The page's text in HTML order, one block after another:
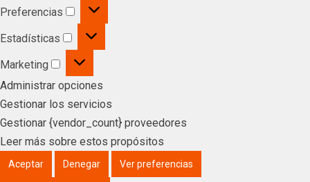
Preferencias
Estadísticas
Marketing
Administrar opciones
Gestionar los servicios
Gestionar {vendor_count} proveedores
Leer más sobre estos propósitos
Aceptar Denegar Ver preferencias